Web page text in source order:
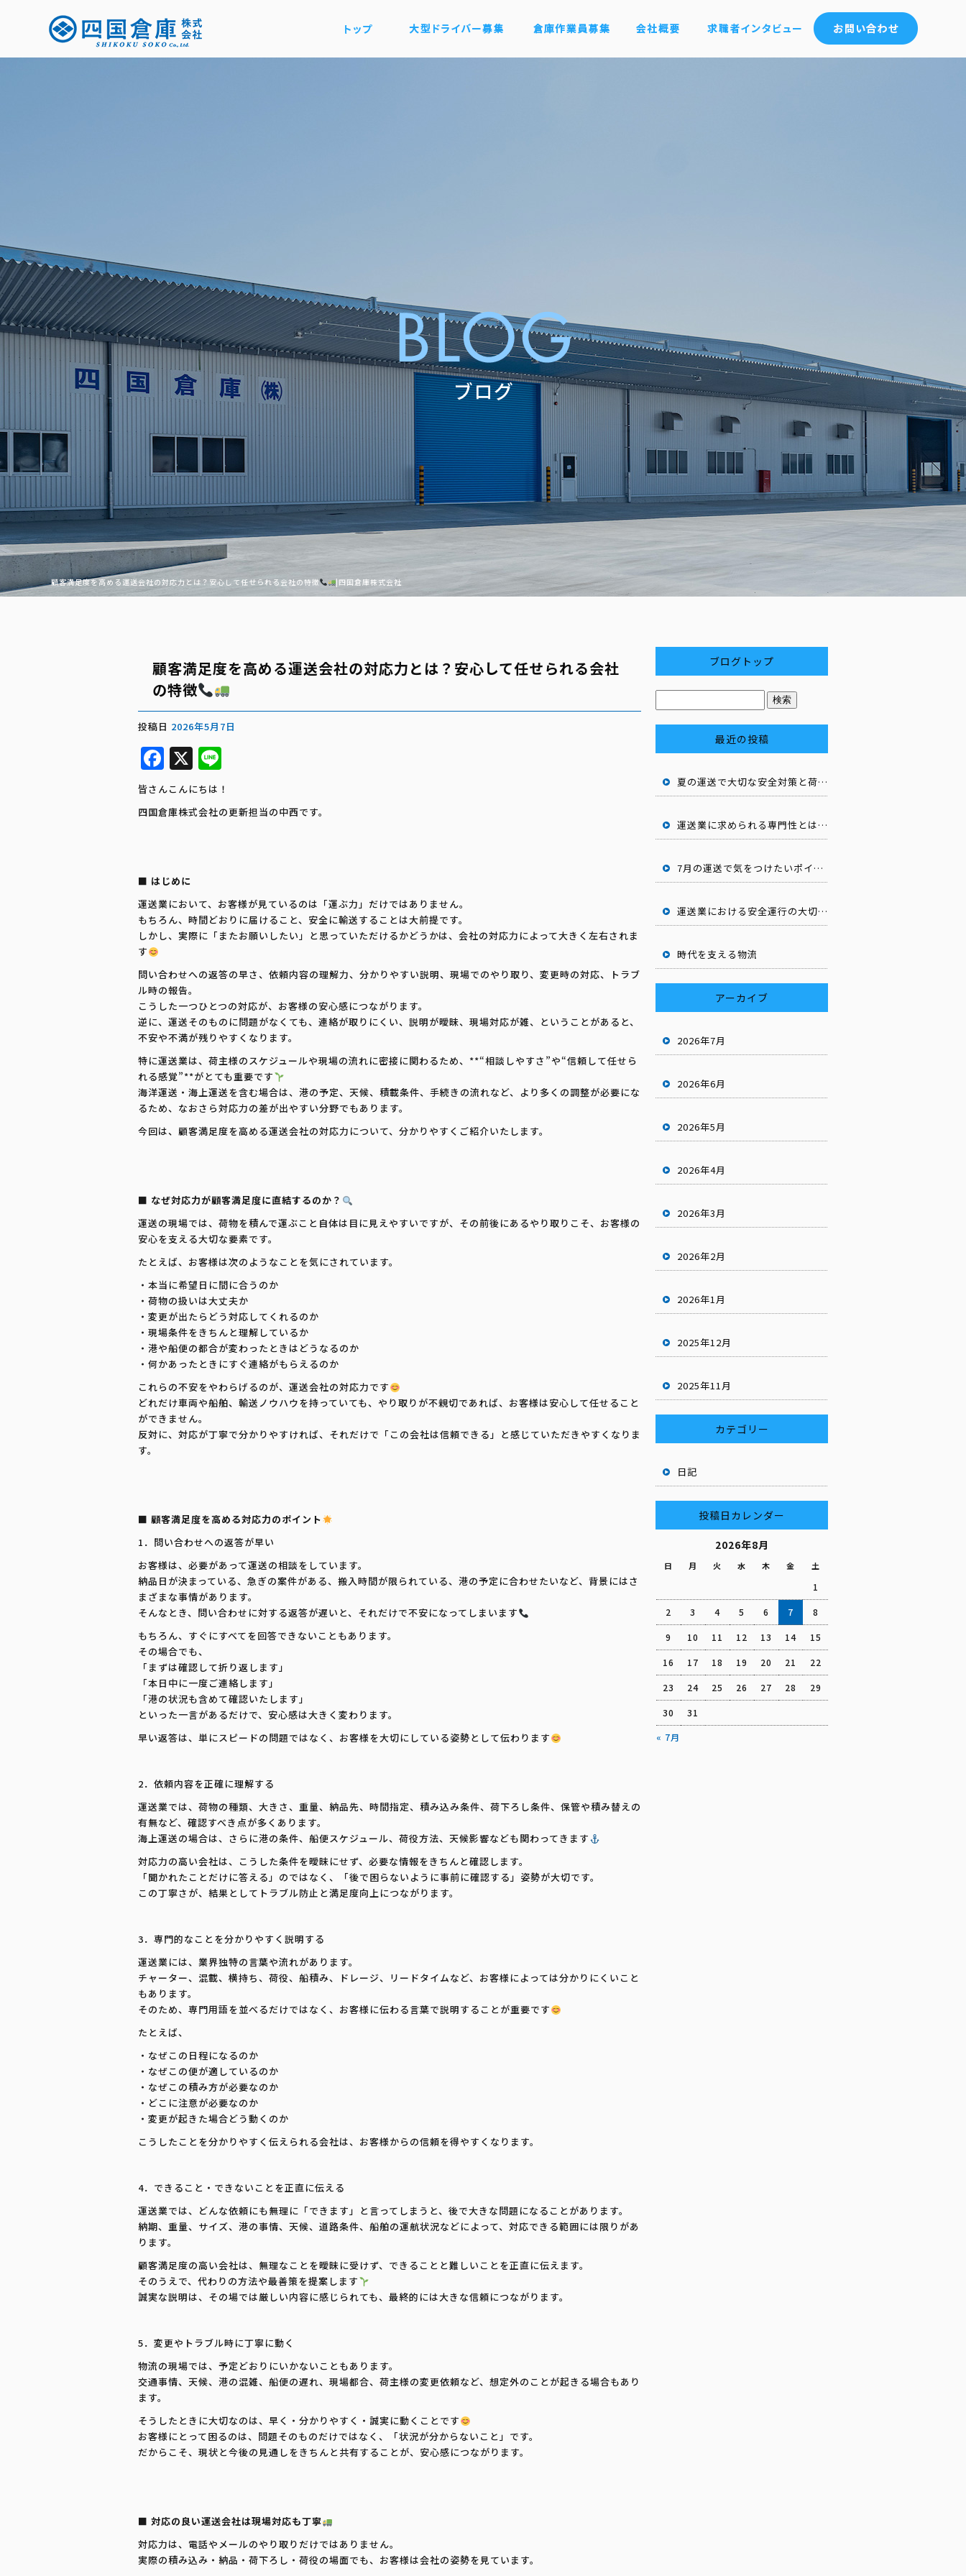
顧客満足度を高める運送会社の対応力とは？安心して任せられる会社の特徴 |四国倉庫株式会社
顧客満足度を高める運送会社の対応力とは？安心して任せられる会社
の特徴
投稿日 2026年5月7日
F
a
c
e
o
o
k
X
n
e
皆さんこんにちは！
四国倉庫株式会社の更新担当の中西です。
■ はじめに
運送業において、お客様が見ているのは「運ぶ力」だけではありません。
もちろん、時間どおりに届けること、安全に輸送することは大前提です。
しかし、実際に「またお願いしたい」と思っていただけるかどうかは、会社の対応力によって大きく左右されま
す
問い合わせへの返答の早さ、依頼内容の理解力、分かりやすい説明、現場でのやり取り、変更時の対応、トラブ
ル時の報告。
こうした一つひとつの対応が、お客様の安心感につながります。
逆に、運送そのものに問題がなくても、連絡が取りにくい、説明が曖昧、現場対応が雑、ということがあると、
不安や不満が残りやすくなります。
特に運送業は、荷主様のスケジュールや現場の流れに密接に関わるため、**“相談しやすさ”や“信頼して任せら
れる感覚”**がとても重要です
海洋運送・海上運送を含む場合は、港の予定、天候、積載条件、手続きの流れなど、より多くの調整が必要にな
るため、なおさら対応力の差が出やすい分野でもあります。
今回は、顧客満足度を高める運送会社の対応力について、分かりやすくご紹介いたします。
■ なぜ対応力が顧客満足度に直結するのか？
運送の現場では、荷物を積んで運ぶこと自体は目に見えやすいですが、その前後にあるやり取りこそ、お客様の
安心を支える大切な要素です。
たとえば、お客様は次のようなことを気にされています。
・本当に希望日に間に合うのか
・荷物の扱いは大丈夫か
・変更が出たらどう対応してくれるのか
・現場条件をきちんと理解しているか
・港や船便の都合が変わったときはどうなるのか
・何かあったときにすぐ連絡がもらえるのか
これらの不安をやわらげるのが、運送会社の対応力です
どれだけ車両や船舶、輸送ノウハウを持っていても、やり取りが不親切であれば、お客様は安心して任せること
ができません。
反対に、対応が丁寧で分かりやすければ、それだけで「この会社は信頼できる」と感じていただきやすくなりま
す。
■ 顧客満足度を高める対応力のポイント
1．問い合わせへの返答が早い
お客様は、必要があって運送の相談をしています。
納品日が決まっている、急ぎの案件がある、搬入時間が限られている、港の予定に合わせたいなど、背景にはさ
まざまな事情があります。
そんなとき、問い合わせに対する返答が遅いと、それだけで不安になってしまいます
もちろん、すぐにすべてを回答できないこともあります。
その場合でも、
「まずは確認して折り返します」
「本日中に一度ご連絡します」
「港の状況も含めて確認いたします」
といった一言があるだけで、安心感は大きく変わります。
早い返答は、単にスピードの問題ではなく、お客様を大切にしている姿勢として伝わります
2．依頼内容を正確に理解する
運送業では、荷物の種類、大きさ、重量、納品先、時間指定、積み込み条件、荷下ろし条件、保管や積み替えの
有無など、確認すべき点が多くあります。
海上運送の場合は、さらに港の条件、船便スケジュール、荷役方法、天候影響なども関わってきます
対応力の高い会社は、こうした条件を曖昧にせず、必要な情報をきちんと確認します。
「聞かれたことだけに答える」のではなく、「後で困らないように事前に確認する」姿勢が大切です。
この丁寧さが、結果としてトラブル防止と満足度向上につながります。
3．専門的なことを分かりやすく説明する
運送業には、業界独特の言葉や流れがあります。
チャーター、混載、横持ち、荷役、船積み、ドレージ、リードタイムなど、お客様によっては分かりにくいこと
もあります。
そのため、専門用語を並べるだけではなく、お客様に伝わる言葉で説明することが重要です
たとえば、
・なぜこの日程になるのか
・なぜこの便が適しているのか
・なぜこの積み方が必要なのか
・どこに注意が必要なのか
・変更が起きた場合どう動くのか
こうしたことを分かりやすく伝えられる会社は、お客様からの信頼を得やすくなります。
4．できること・できないことを正直に伝える
運送業では、どんな依頼にも無理に「できます」と言ってしまうと、後で大きな問題になることがあります。
納期、重量、サイズ、港の事情、天候、道路条件、船舶の運航状況などによって、対応できる範囲には限りがあ
ります。
顧客満足度の高い会社は、無理なことを曖昧に受けず、できることと難しいことを正直に伝えます。
そのうえで、代わりの方法や最善策を提案します
誠実な説明は、その場では厳しい内容に感じられても、最終的には大きな信頼につながります。
5．変更やトラブル時に丁寧に動く
物流の現場では、予定どおりにいかないこともあります。
交通事情、天候、港の混雑、船便の遅れ、現場都合、荷主様の変更依頼など、想定外のことが起きる場合もあり
ます。
そうしたときに大切なのは、早く・分かりやすく・誠実に動くことです
お客様にとって困るのは、問題そのものだけではなく、「状況が分からないこと」です。
だからこそ、現状と今後の見通しをきちんと共有することが、安心感につながります。
■ 対応の良い運送会社は現場対応も丁寧
対応力は、電話やメールのやり取りだけではありません。
実際の積み込み・納品・荷下ろし・荷役の場面でも、お客様は会社の姿勢を見ています。
ブログトップ
最近の投稿
夏の運送で大切な安全対策と荷物管理
運送業に求められる専門性とは
7月の運送で気をつけたいポイント
運送業における安全運行の大切さ
時代を支える物流
アーカイブ
2026年7月
2026年6月
2026年5月
2026年4月
2026年3月
2026年2月
2026年1月
2025年12月
2025年11月
カテゴリー
日記
投稿日カレンダー
2026年8月
日 月 火 水 木 金 土
« 7月
1
2 3 4 5 6 7 8
9 10 11 12 13 14 15
16 17 18 19 20 21 22
23 24 25 26 27 28 29
30 31